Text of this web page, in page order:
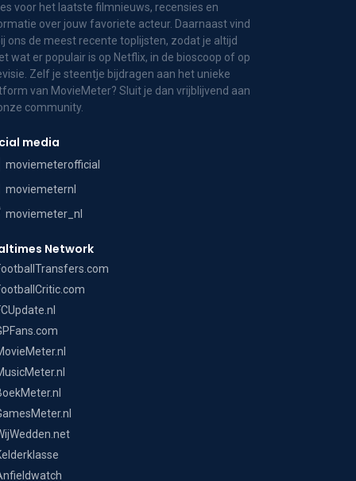
voor het laatste filmnieuws, recensies en
over jouw favoriete acteur. Daarnaast vind
ons de meest recente toplijsten, zodat je altijd
wat er populair is op Netflix, in de bioscoop of op
Zelf je steentje bijdragen aan het unieke
van MovieMeter? Sluit je dan vrijblijvend aan
community.
media
moviemeterofficial
moviemeternl
moviemeter_nl
Network